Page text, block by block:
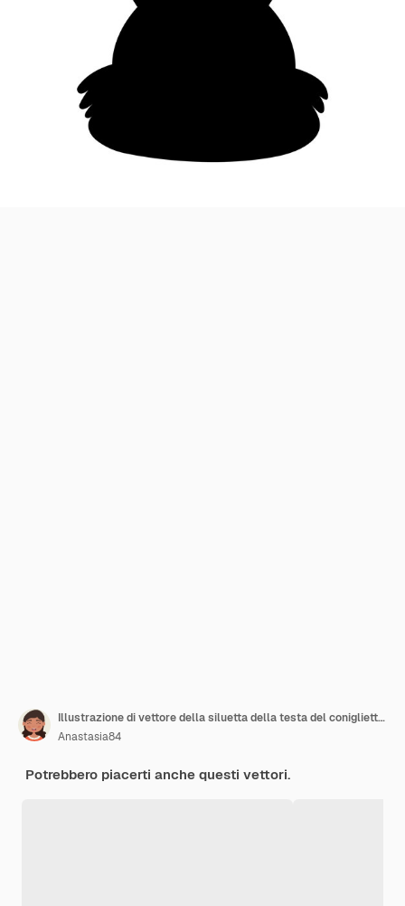
Illustrazione di vettore della siluetta della testa del coniglietto su priorità bassa bianca
Anastasia84
Potrebbero piacerti anche questi vettori.